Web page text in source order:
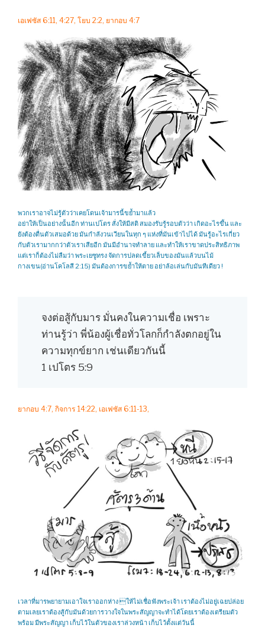
เอเฟซัส 6:11, 4:27, โยบ 2:2, ยากอบ 4:7
พวกเราอาจไม่รู้ตัวว่าเคยโดนเจ้ามารนี้ขย้ำมาแล้ว
อย่าให้เป็นอย่างนั้นอีก ท่านเปโตร สั่งให้มีสติ สมองรับรู้รอบตัวว่า เกิดอะไรขึ้น และ
ยังต้องตื่นตัวเสมอด้วย มันกำลังวนเวียนในทุก ๆ แห่งที่มันเข้าไปได้ มันรู้อะไรเกี่ยว
กับตัวเรามากกว่าตัวเราเสียอีก มันมีอำนาจทำลาย และทำให้เราขาดประสิทธิภาพ
แต่เราก็ต้องไม่ลืมว่า พระเยซูทรง จัดการปลดเขี้ยวเล็บของมันแล้วบนไม้
กางเขน(อ่านโคโลสี 2:15) มันต้องการขย้ำให้ตาย อย่าล้อเล่นกับมันทีเดียว !
จงต่อสู้กับมาร มั่นคงในความเชื่อ เพราะ
ท่านรู้ว่า พี่น้องผู้เชื่อทั่วโลกก็กำลังตกอยู่ใน
ความทุกข์ยาก เช่นเดียวกันนี้
1 เปโตร 5:9
ยากอบ 4:7, กิจการ 14:22, เอเฟซัส 6:11-13,
เวลาที่มารพยายามเอาใจเราออกห่าง ให้ไม่เชื่อฟังพระเจ้า เราต้องไม่อยู่เฉยปล่อย
ตามเลยเราต้องสู้กับมันด้วยการวางใจในพระสัญญาจะทำได้โดยเราต้องเตรียมตัว
พร้อม มีพระสัญญา เก็บไว้ในตัวของเราล่วงหน้า เก็บไว้ตั้งแต่วันนี้